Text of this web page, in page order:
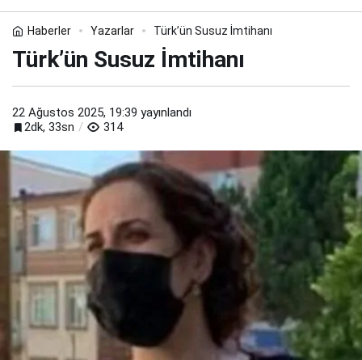
Haberler Yazarlar Türk’ün Susuz İmtihanı
Türk’ün Susuz İmtihanı
22 Ağustos 2025, 19:39 yayınlandı
2dk, 33sn
314